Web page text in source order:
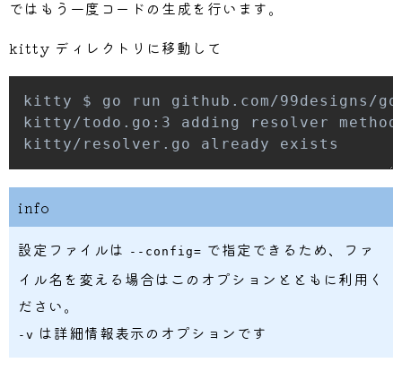
ではもう一度コードの生成を行います。
kitty ディレクトリに移動して
kitty/todo.go:3 adding resolver
info
設定ファイルは
--config= で指定できるため、ファ
イル名を変える場合はこのオプションとともに利用く
ださい。
-v は詳細情報表示のオプションです